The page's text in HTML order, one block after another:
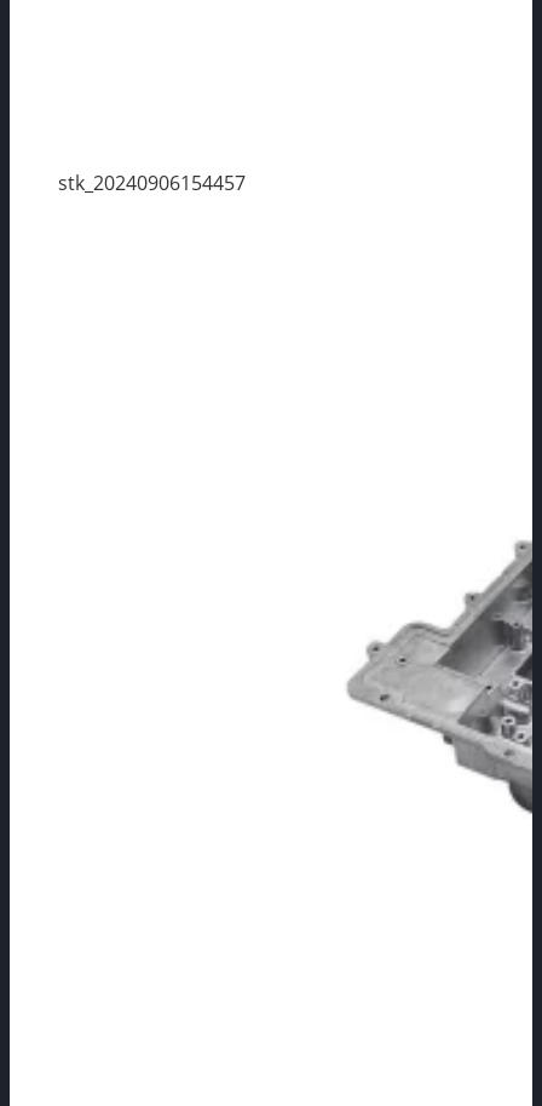
stk_20240906154457